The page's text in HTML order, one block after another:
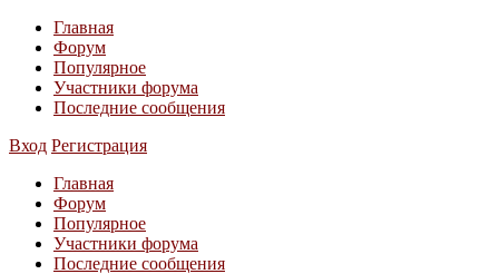
Главная
Форум
Популярное
Участники форума
Последние сообщения
Вход Регистрация
Главная
Форум
Популярное
Участники форума
Последние сообщения